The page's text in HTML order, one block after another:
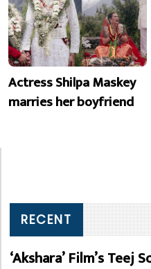
Actress Shilpa Maskey
marries her boyfriend
RECENT
‘Akshara’ Film’s Teej